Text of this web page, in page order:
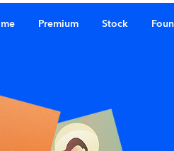
Premium Stock